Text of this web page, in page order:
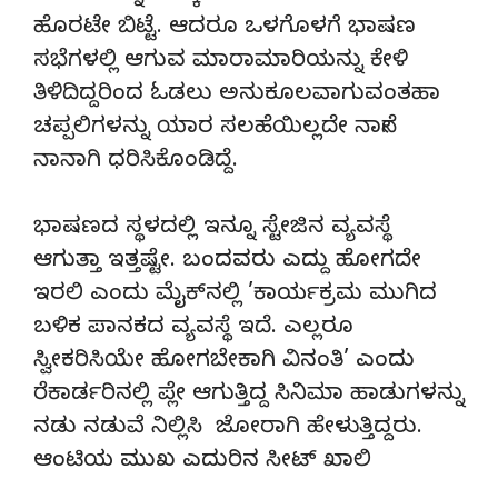
ಹೊರಟೇ ಬಿಟ್ಟೆ. ಆದರೂ ಒಳಗೊಳಗೆ ಭಾಷಣ
ಸಭೆಗಳಲ್ಲಿ ಆಗುವ ಮಾರಾಮಾರಿಯನ್ನು ಕೇಳಿ
ತಿಳಿದಿದ್ದರಿಂದ ಓಡಲು ಅನುಕೂಲವಾಗುವಂತಹಾ
ಚಪ್ಪಲಿಗಳನ್ನು ಯಾರ ಸಲಹೆಯಿಲ್ಲದೇ ನಾನೇ
ನಾನಾಗಿ ಧರಿಸಿಕೊಂಡಿದ್ದೆ.
ಭಾಷಣದ ಸ್ಥಳದಲ್ಲಿ ಇನ್ನೂ ಸ್ಟೇಜಿನ ವ್ಯವಸ್ಥೆ
ಆಗುತ್ತಾ ಇತ್ತಷ್ಟೇ. ಬಂದವರು ಎದ್ದು ಹೋಗದೇ
ಇರಲಿ ಎಂದು ಮೈಕ್‌ನಲ್ಲಿ ’ಕಾರ್ಯಕ್ರಮ ಮುಗಿದ
ಬಳಿಕ ಪಾನಕದ ವ್ಯವಸ್ಥೆ ಇದೆ. ಎಲ್ಲರೂ
ಸ್ವೀಕರಿಸಿಯೇ ಹೋಗಬೇಕಾಗಿ ವಿನಂತಿ’ ಎಂದು
ರೆಕಾರ್ಡರಿನಲ್ಲಿ ಪ್ಲೇ ಆಗುತ್ತಿದ್ದ ಸಿನಿಮಾ ಹಾಡುಗಳನ್ನು
ನಡು ನಡುವೆ ನಿಲ್ಲಿಸಿ ಜೋರಾಗಿ ಹೇಳುತ್ತಿದ್ದರು.
ಆಂಟಿಯ ಮುಖ ಎದುರಿನ ಸೀಟ್ ಖಾಲಿ